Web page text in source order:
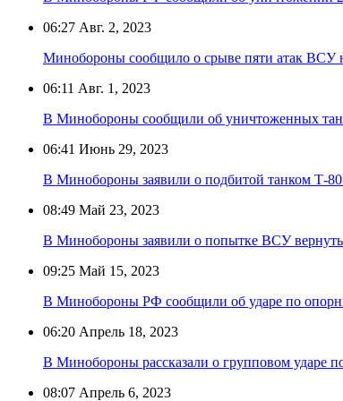
06:27 Авг. 2, 2023
Минобороны сообщило о срыве пяти атак ВСУ
06:11 Авг. 1, 2023
В Минобороны сообщили об уничтоженных
06:41 Июнь 29, 2023
В Минобороны заявили о подбитой танком Т-
08:49 Май 23, 2023
В Минобороны заявили о попытке ВСУ
09:25 Май 15, 2023
В Минобороны РФ сообщили об ударе по
06:20 Апрель 18, 2023
В Минобороны рассказали о групповом ударе
08:07 Апрель 6, 2023